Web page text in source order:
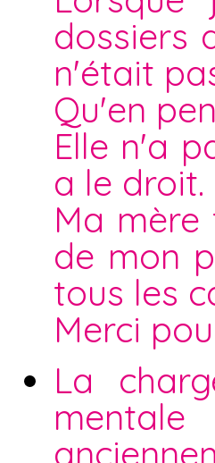
dossiers
n'était
Qu'en
Elle n'a
a le droit.
Ma mère
de mon
tous les
Merci
La